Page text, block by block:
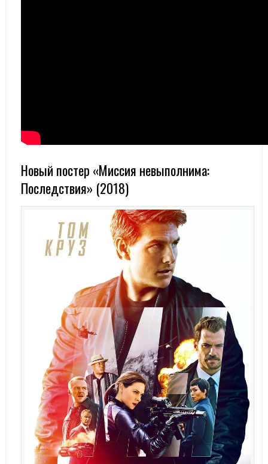
Новый постер «Миссия невыполнима:
Последствия» (2018)